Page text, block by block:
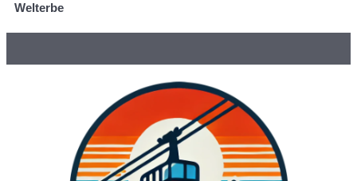
Welterbe